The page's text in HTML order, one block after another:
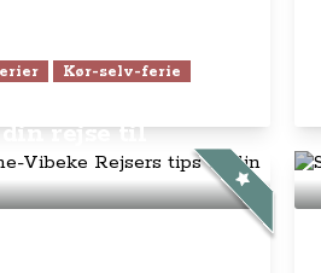
Kør-selv-ferie
rejse til